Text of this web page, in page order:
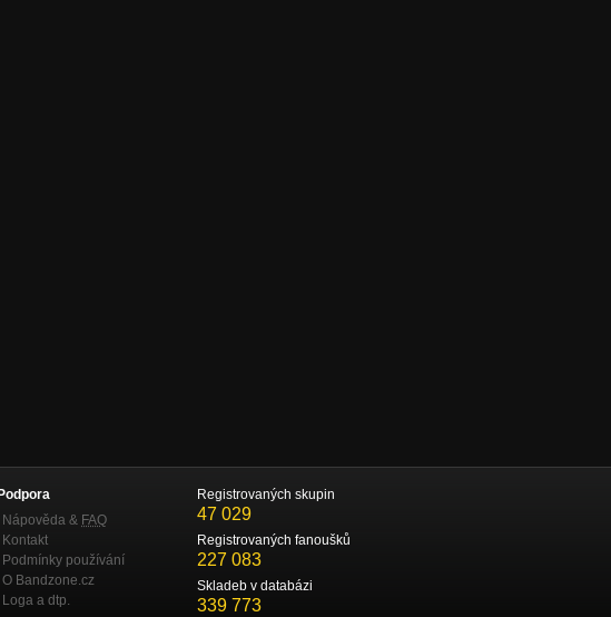
Podpora
Nápověda & FAQ
Kontakt
Podmínky používání
O Bandzone.cz
Loga a dtp.
Registrovaných skupin
47 029
Registrovaných fanoušků
227 083
Skladeb v databázi
339 773